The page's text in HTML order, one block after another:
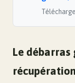
Le
récupération